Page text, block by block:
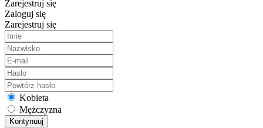
Zarejestruj się
Zaloguj się
Zarejestruj się
Kobieta
Mężczyzna
Kontynuuj